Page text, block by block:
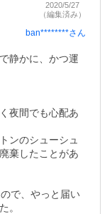
2020/5/27
（編集済み）
ban********さん
静かに、かつ運
夜間でも心配あ
ンのシューシュ
棄したことがあ
で、やっと届い
。